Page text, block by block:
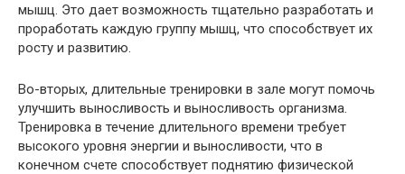
мышц. Это дает возможность тщательно разработать и
проработать каждую группу мышц, что способствует их
росту и развитию.
Во-вторых, длительные тренировки в зале могут помочь
улучшить выносливость и выносливость организма.
Тренировка в течение длительного времени требует
высокого уровня энергии и выносливости, что в
конечном счете способствует поднятию физической